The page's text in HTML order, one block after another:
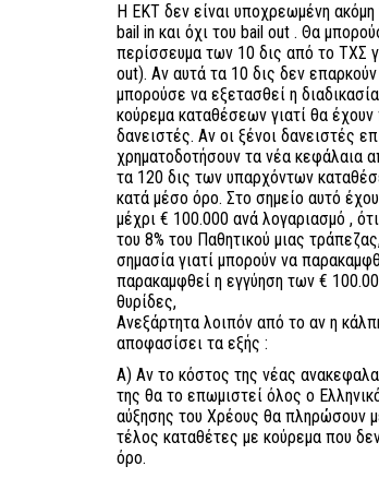
Η ΕΚΤ δεν είναι υποχρεωμένη
bail in και όχι του bail out . Θα
περίσσευμα των 10 δις από το ΤΧΣ
out). Αν αυτά τα 10 δις δεν
μπορούσε να εξετασθεί η
κούρεμα καταθέσεων γιατί θα
δανειστές. Αν οι ξένοι δανειστές
χρηματοδοτήσουν τα νέα κεφάλαια
τα 120 δις των υπαρχόντων
κατά μέσο όρο. Στο σημείο αυτό
μέχρι € 100.000 ανά λογαριασμό ,
του 8% του Παθητικού μιας
σημασία γιατί μπορούν να
παρακαμφθεί η εγγύηση των €
θυρίδες,
Ανεξάρτητα λοιπόν από το αν η
αποφασίσει τα εξής :
Α) Αν το κόστος της νέας
της θα το επωμιστεί όλος ο
αύξησης του Χρέους θα πληρώσουν
τέλος καταθέτες με κούρεμα που
όρο.